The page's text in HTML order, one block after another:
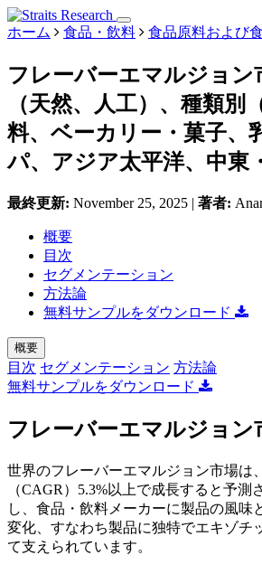
ホーム 食品・飲料 食品原料および
フレーバーエマルジョン
（天然、人工）、種類
料、ベーカリー・菓子、
パ、アジア太平洋、中東
最終更新: November 25, 2025 | 著者:
概要
目次
セグメンテーション
方法論
無料サンプルをダウンロード
概要
目次 セグメンテーション 方法論
無料サンプルをダウンロード
フレーバーエマルジョン
世界のフレーバーエマルジョン市場は
（CAGR）5.3%以上で成長すると予
し、食品・飲料メーカーに製品の風
変化、すなわち製品に独特でエキゾチ
て支えられています。